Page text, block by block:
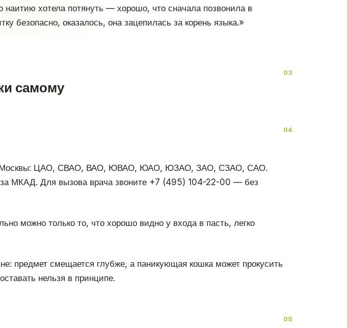
наитию хотела потянуть — хорошо, что сначала позвонила в
безопасно, оказалось, она зацепилась за корень языка.»
самому
Москвы: ЦАО, СВАО, ВАО, ЮВАО, ЮАО, ЮЗАО, ЗАО, СЗАО, САО.
МКАД. Для вызова врача звоните +7 (495) 104-22-00 — без
можно только то, что хорошо видно у входа в пасть, легко
предмет смещается глубже, а паникующая кошка может прокусить
нельзя в принципе.